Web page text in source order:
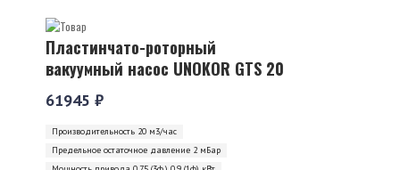
Пластинчато-роторный
вакуумный насос UNOKOR GTS 20
61945 ₽
Производительность 20 м3/час
Предельное остаточное давление 2 мБар